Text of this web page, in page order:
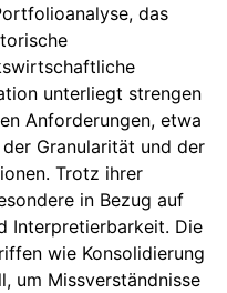
das
unterliegt strengen
Anforderungen, etwa
Granularität und der
Trotz ihrer
in Bezug auf
Interpretierbarkeit. Die
wie Konsolidierung
um Missverständnisse